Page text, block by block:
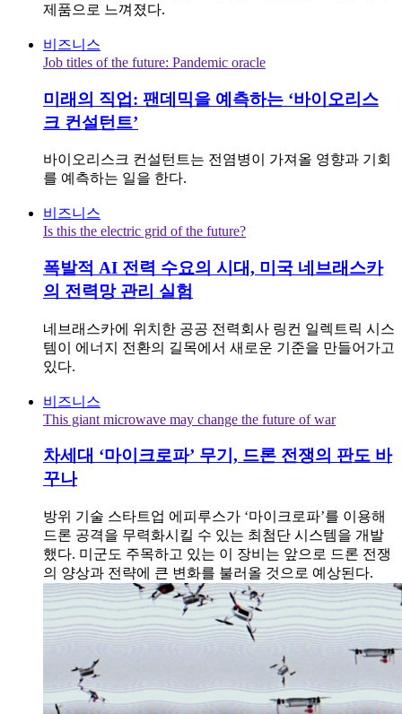
제품으로 느껴졌다.
비즈니스
Job titles of the future: Pandemic oracle
미래의 직업: 팬데믹을 예측하는 ‘바이오리스
크 컨설턴트’
바이오리스크 컨설턴트는 전염병이 가져올 영향과 기회
를 예측하는 일을 한다.
비즈니스
Is this the electric grid of the future?
폭발적 AI 전력 수요의 시대, 미국 네브래스카
의 전력망 관리 실험
네브래스카에 위치한 공공 전력회사 링컨 일렉트릭 시스
템이 에너지 전환의 길목에서 새로운 기준을 만들어가고
있다.
비즈니스
This giant microwave may change the future of war
차세대 ‘마이크로파’ 무기, 드론 전쟁의 판도 바
꾸나
방위 기술 스타트업 에피루스가 ‘마이크로파’를 이용해
드론 공격을 무력화시킬 수 있는 최첨단 시스템을 개발
했다. 미군도 주목하고 있는 이 장비는 앞으로 드론 전쟁
의 양상과 전략에 큰 변화를 불러올 것으로 예상된다.